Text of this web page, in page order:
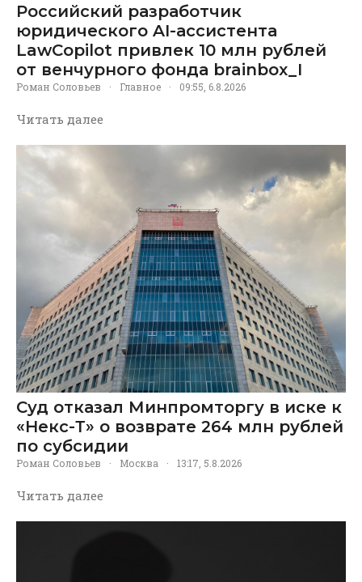
Российский разработчик
юридического AI-ассистента
LawCopilot привлек 10 млн рублей
от венчурного фонда brainbox_I
Роман Соловьев · Главное · 09:55, 6.8.2026
Читать далее
Суд отказал Минпромторгу в иске к
«Некс-Т» о возврате 264 млн рублей
по субсидии
Роман Соловьев · Москва · 13:17, 5.8.2026
Читать далее